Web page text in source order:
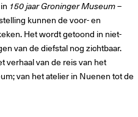
150 jaar Groninger Museum –
kunnen de voor- en
Het wordt getoond in niet-
van de diefstal nog zichtbaar.
verhaal van de reis van het
van het atelier in Nuenen tot de